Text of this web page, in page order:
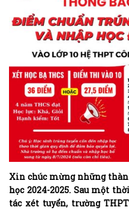
Xin chúc mừng những
học 2024-2025. Sau một
tác xét tuyển, trường